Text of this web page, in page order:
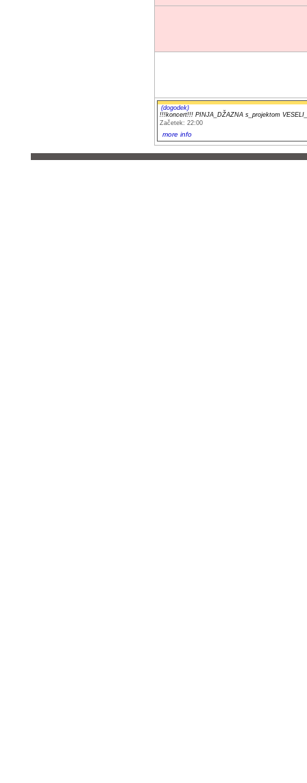
(dogodek)
!!!koncert!!! PINJA_DŽAZNA s_projektom
Začetek: 22:00
more info